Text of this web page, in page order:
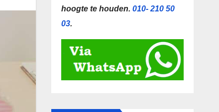
hoogte te houden. 010- 210 50
03.